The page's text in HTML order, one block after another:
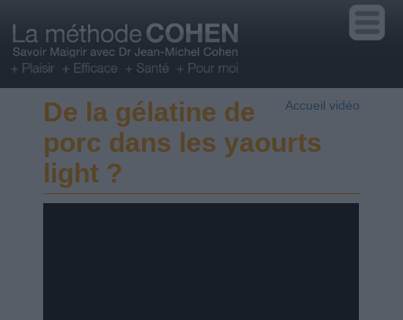
Accueil vidéo
De la gélatine de
porc dans les yaourts
light ?